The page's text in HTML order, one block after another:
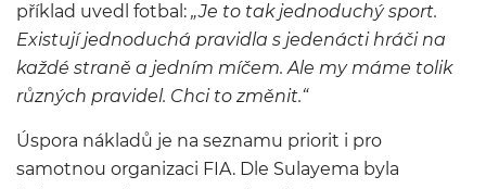
příklad uvedl fotbal: „Je to tak jednoduchý sport.
Existují jednoduchá pravidla s jedenácti hráči na
každé straně a jedním míčem. Ale my máme tolik
různých pravidel. Chci to změnit.“
Úspora nákladů je na seznamu priorit i pro
samotnou organizaci FIA. Dle Sulayema byla